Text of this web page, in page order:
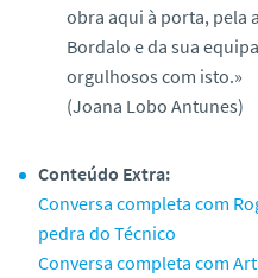
obra aqui à porta, pela
Bordalo e da sua
orgulhosos com isto.»
(Joana Lobo Antunes)
Conteúdo Extra:
Conversa completa com
pedra do Técnico
Conversa completa com